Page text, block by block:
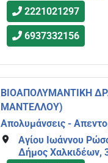
2221021297
6937332156
ΒΙΟΑΠΟΛΥΜΑΝΤΙΚΗ
ΜΑΝΤΕΛΛΟΥ)
Απολυμάνσεις -
Αγίου Ιωάννου
Δήμος Χαλκιδέων,